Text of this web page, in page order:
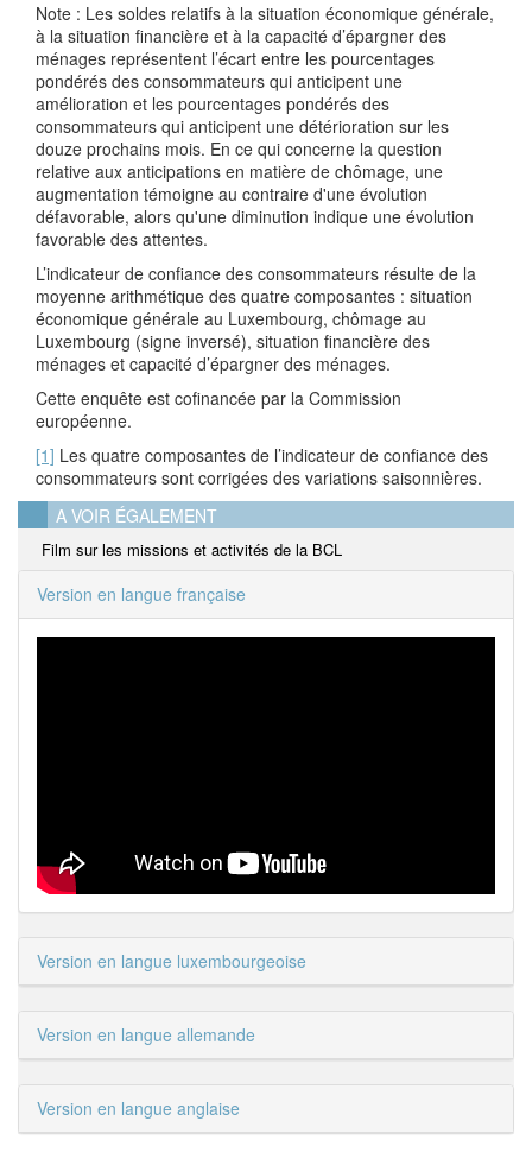
Note : Les soldes relatifs à la situation économique générale,
à la situation financière et à la capacité d’épargner des
ménages représentent l’écart entre les pourcentages
pondérés des consommateurs qui anticipent une
amélioration et les pourcentages pondérés des
consommateurs qui anticipent une détérioration sur les
douze prochains mois. En ce qui concerne la question
relative aux anticipations en matière de chômage, une
augmentation témoigne au contraire d'une évolution
défavorable, alors qu'une diminution indique une évolution
favorable des attentes.
L’indicateur de confiance des consommateurs résulte de la
moyenne arithmétique des quatre composantes : situation
économique générale au Luxembourg, chômage au
Luxembourg (signe inversé), situation financière des
ménages et capacité d’épargner des ménages.
Cette enquête est cofinancée par la Commission
européenne.
[1] Les quatre composantes de l’indicateur de confiance des
consommateurs sont corrigées des variations saisonnières.
A VOIR ÉGALEMENT
Film sur les missions et activités de la BCL
Version en langue française
Version en langue luxembourgeoise
Version en langue allemande
Version en langue anglaise